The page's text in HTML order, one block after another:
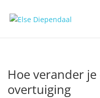
Hoe verander
overtuiging